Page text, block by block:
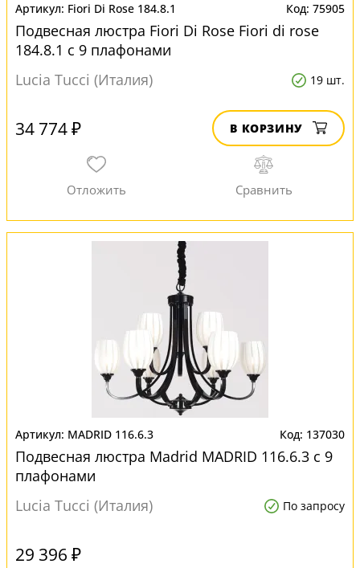
Fiori Di Rose 184.8.1 75905
Подвесная люстра Fiori Di Rose Fiori di rose
184.8.1 с 9 плафонами
Lucia Tucci (Италия)
19 шт.
34 774 ₽ В КОРЗИНУ
MADRID 116.6.3 137030
Подвесная люстра Madrid MADRID 116.6.3 с 9
плафонами
Lucia Tucci (Италия)
По запросу
29 396 ₽